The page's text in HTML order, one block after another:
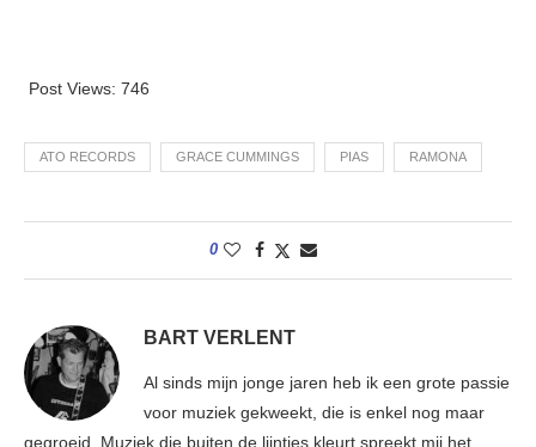
Post Views: 746
ATO RECORDS GRACE CUMMINGS PIAS RAMONA
0
BART VERLENT
Al sinds mijn jonge jaren heb ik een grote passie
voor muziek gekweekt, die is enkel nog maar
gegroeid. Muziek die buiten de lijntjes kleurt spreekt mij het